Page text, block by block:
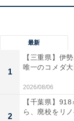
この商品のおす
M5チップを搭載
iPad Proです。
レイにより、ク
でにない臨場感
し、外出先でも
使えるバッテリ
後押ししてくれま
最新
1
【三重県】伊
唯一のコメダ
2026/08/06
2
【千葉県】
ら、廃校をリ